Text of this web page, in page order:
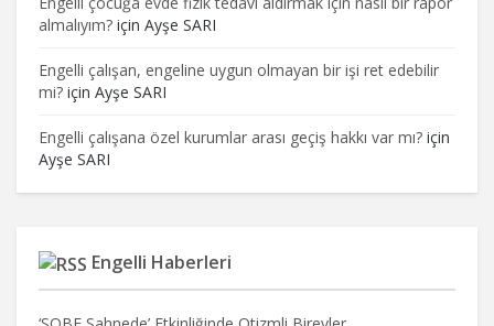
almalıyım? için Ayşe SARI
Engelli çalışan, engeline uygun olmayan bir işi ret edebilir
mi? için Ayşe SARI
Engelli çalışana özel kurumlar arası geçiş hakkı var mı? için
Ayşe SARI
Engelli Haberleri